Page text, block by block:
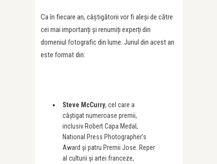
Ca în fiecare an, câștigătorii vor fi aleși de către
cei mai importanți și renumiți experți din
domeniul fotografic din lume. Juriul din acest an
este format din:
Steve McCurry, cel care a
câștigat numeroase premii,
inclusiv Robert Capa Medal,
National Press Photographer’s
Award și patru Premii Jose. Reper
al culturii și artei franceze,